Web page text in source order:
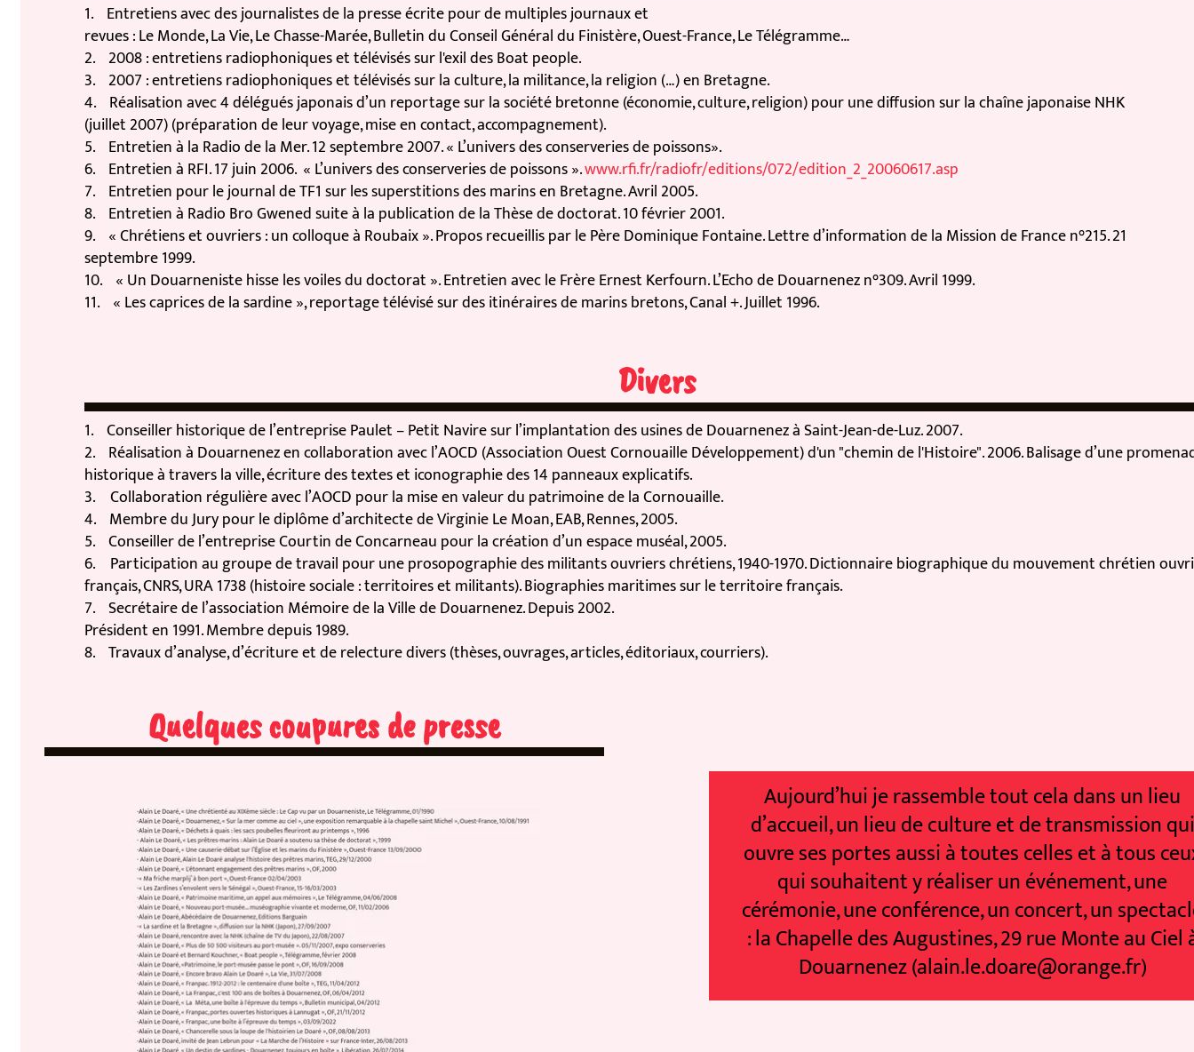
1. Entretiens avec des journalistes de la presse écrite pour de multiples journaux et
revues : Le Monde, La Vie, Le Chasse-Marée, Bulletin du Conseil Général du Finistère, Ouest-France, Le Télégramme…
2. 2008 : entretiens radiophoniques et télévisés sur l'exil des Boat people.
3. 2007 : entretiens radiophoniques et télévisés sur la culture, la militance, la religion (…) en Bretagne.
4. Réalisation avec 4 délégués japonais d’un reportage sur la société bretonne (économie, culture, religion) pour une diffusion sur la chaîne japonaise NHK
(juillet 2007) (préparation de leur voyage, mise en contact, accompagnement).
5. Entretien à la Radio de la Mer. 12 septembre 2007. « L’univers des conserveries de poissons».
6. Entretien à RFI. 17 juin 2006. « L’univers des conserveries de poissons ».www.rfi.fr/radiofr/editions/072/edition_2_20060617.asp
7. Entretien pour le journal de TF1 sur les superstitions des marins en Bretagne. Avril 2005.
8. Entretien à Radio Bro Gwened suite à la publication de la Thèse de doctorat. 10 février 2001.
9. « Chrétiens et ouvriers : un colloque à Roubaix ». Propos recueillis par le Père Dominique Fontaine. Lettre d’information de la Mission de France n°215. 21
septembre 1999.
10. « Un Douarneniste hisse les voiles du doctorat ». Entretien avec le Frère Ernest Kerfourn. L’Echo de Douarnenez n°309. Avril 1999.
11. « Les caprices de la sardine », reportage télévisé sur des itinéraires de marins bretons, Canal +. Juillet 1996.
Divers
1. Conseiller historique de l’entreprise Paulet – Petit Navire sur l’implantation des usines de Douarnenez à Saint-Jean-de-Luz. 2007.
2. Réalisation à Douarnenez en collaboration avec l’AOCD (Association Ouest Cornouaille Développement) d'un "chemin de l'Histoire". 2006. Balisage d’une promenade
historique à travers la ville, écriture des textes et iconographie des 14 panneaux explicatifs.
3. Collaboration régulière avec l’AOCD pour la mise en valeur du patrimoine de la Cornouaille.
4. Membre du Jury pour le diplôme d’architecte de Virginie Le Moan, EAB, Rennes, 2005.
5. Conseiller de l’entreprise Courtin de Concarneau pour la création d’un espace muséal, 2005.
6. Participation au groupe de travail pour une prosopographie des militants ouvriers chrétiens, 1940-1970. Dictionnaire biographique du mouvement chrétien ouvrier
français, CNRS, URA 1738 (histoire sociale : territoires et militants). Biographies maritimes sur le territoire français.
7. Secrétaire de l’association Mémoire de la Ville de Douarnenez. Depuis 2002.
Président en 1991. Membre depuis 1989.
8. Travaux d’analyse, d’écriture et de relecture divers (thèses, ouvrages, articles, éditoriaux, courriers).
Quelques coupures de presse
Aujourd’hui je rassemble tout cela dans un lieu
d’accueil, un lieu de culture et de transmission qui
ouvre ses portes aussi à toutes celles et à tous ceux
qui souhaitent y réaliser un événement, une
cérémonie, une conférence, un concert, un spectacle
: la Chapelle des Augustines, 29 rue Monte au Ciel à
Douarnenez (alain.le.doare@orange.fr)